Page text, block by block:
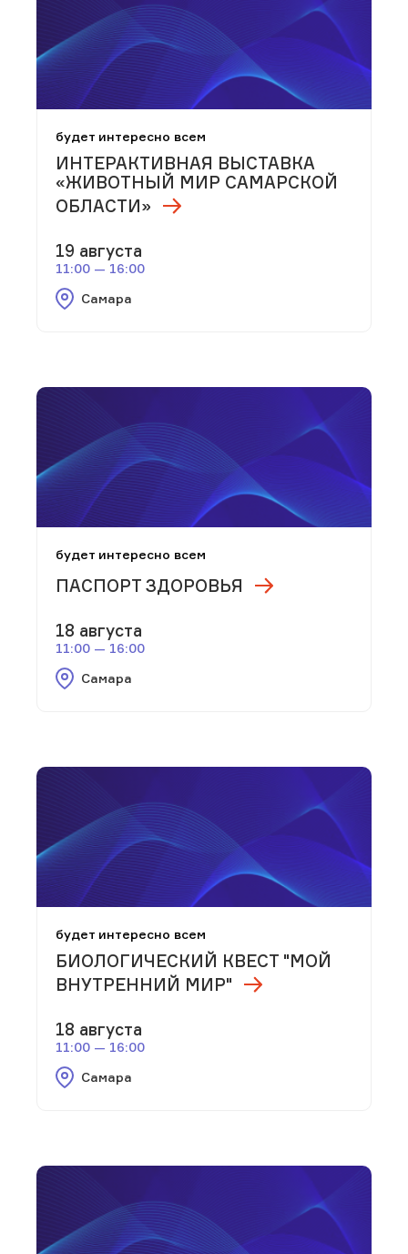
будет интересно всем
ИНТЕРАКТИВНАЯ ВЫСТАВКА
«ЖИВОТНЫЙ МИР САМАРСКОЙ
ОБЛАСТИ»
19 августа
11:00 — 16:00
Самара
будет интересно всем
ПАСПОРТ ЗДОРОВЬЯ
18 августа
11:00 — 16:00
Самара
будет интересно всем
БИОЛОГИЧЕСКИЙ КВЕСТ "МОЙ
ВНУТРЕННИЙ МИР"
18 августа
11:00 — 16:00
Самара